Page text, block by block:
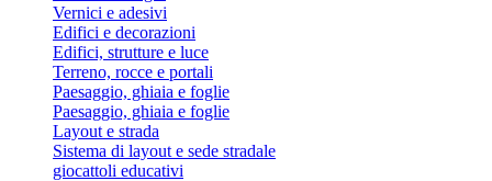
Vernici e adesivi
Edifici e decorazioni
Edifici, strutture e luce
Terreno, rocce e portali
Paesaggio, ghiaia e foglie
Paesaggio, ghiaia e foglie
Layout e strada
Sistema di layout e sede stradale
giocattoli educativi